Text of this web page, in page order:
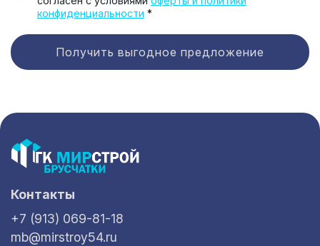
конфиденциальности *
Получить выгодное предложение
Контакты
+7 (913) 069-81-18
mb@mirstroy54.ru